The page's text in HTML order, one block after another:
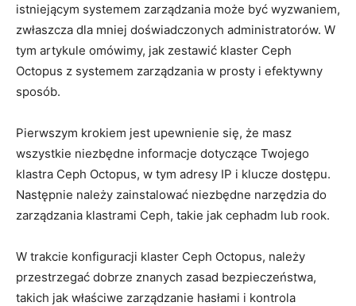
istniejącym ‍systemem zarządzania⁣ może być wyzwaniem,
zwłaszcza dla mniej doświadczonych administratorów. W
tym artykule omówimy, ⁢jak ⁢zestawić klaster Ceph
Octopus z systemem zarządzania w prosty i efektywny
sposób.
Pierwszym krokiem jest upewnienie się, że masz
wszystkie niezbędne informacje dotyczące Twojego
klastra Ceph Octopus, ​w​ tym adresy IP i klucze dostępu.
Następnie należy zainstalować niezbędne narzędzia do
zarządzania‌ klastrami Ceph, takie jak⁤ cephadm lub⁣ rook.
W trakcie konfiguracji klaster Ceph ⁤Octopus, należy
przestrzegać dobrze znanych zasad bezpieczeństwa,⁣
takich jak właściwe zarządzanie hasłami i‍ kontrola